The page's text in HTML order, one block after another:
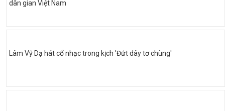
dân gian Việt Nam
Lâm Vỹ Dạ hát cổ nhạc trong kịch 'Đứt dây tơ chùng'